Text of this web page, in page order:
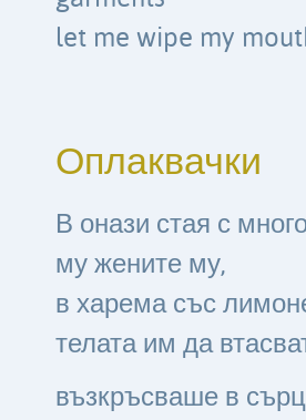
let me wipe my
Оплаквачки
В онази стая с
му жените му,
в харема със
телата им да
възкръсваше в